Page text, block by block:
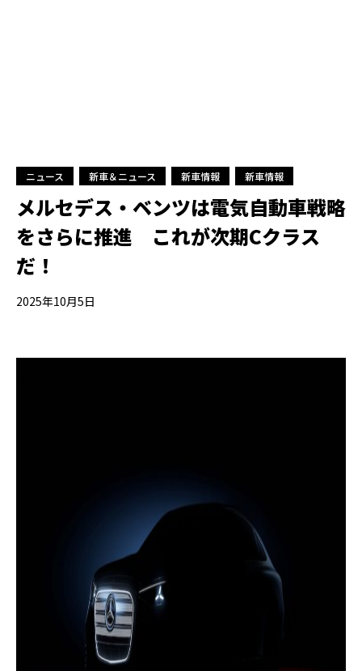
ニュース 新車＆ニュース 新車情報 新車情報
メルセデス・ベンツは電気自動車戦略
をさらに推進 これが次期Cクラス
だ！
2025年10月5日